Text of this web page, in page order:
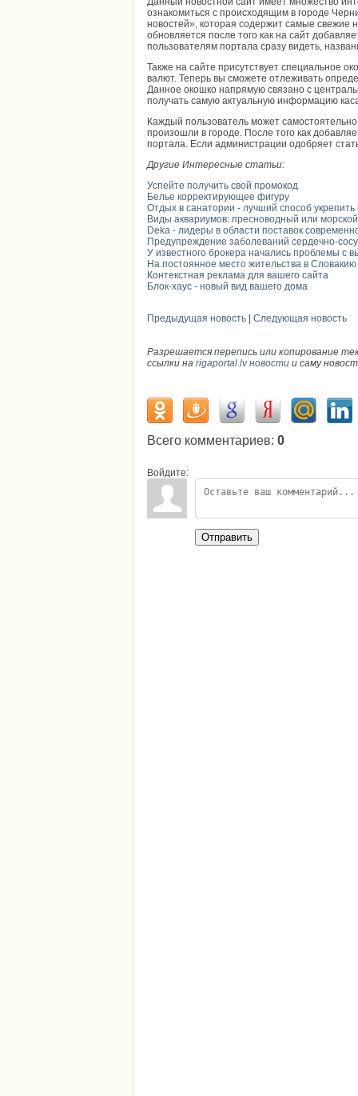
ознакомиться с происходящим в городе
новостей», которая содержит самые свежие
обновляется после того как на сайт
пользователям портала сразу видеть,
Также на сайте присутствует специальное
валют. Теперь вы сможете отлеживать
Данное окошко напрямую связано с
получать самую актуальную информацию
Каждый пользователь может
произошли в городе. После того как
портала. Если администрации одобряет
Другие Интересные статьи:
Успейте получить свой промокод
Белье корректирующее фигуру
Отдых в санатории - лучший способ укрепить
Виды аквариумов: пресноводный или
Deka - лидеры в области поставок
Предупреждение заболеваний сердечно-
У известного брокера начались проблемы с
На постоянное место жительства в Словакию
Контекстная реклама для вашего сайта
Блок-хаус - новый вид вашего дома
Предыдущая новость Следующая новость
Разрешается перепись или копирование
ссылки на rigaportal.lv новости и саму
Всего комментариев: 0
Войдите:
Отправить